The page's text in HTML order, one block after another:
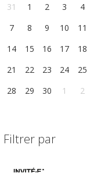
31 1 2 3
4
7 8 9 10
11
14 15 16 17
18
21 22 23 24
25
28 29 30 1 2
Filtrer par